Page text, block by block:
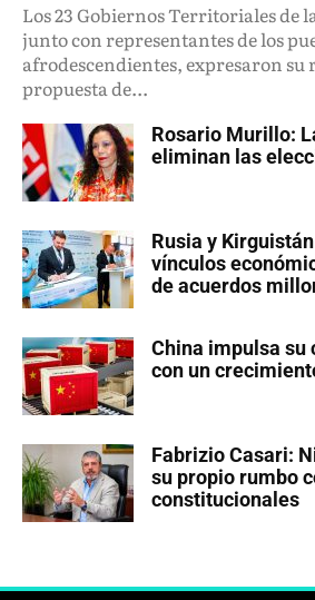
Los 23 Gobiernos Territoriales de
junto con representantes de los
afrodescendientes, expresaron su
propuesta de...
Rosario Murillo:
eliminan las
Rusia y
vínculos
de acuerdos
China impulsa
con un
Fabrizio Casari:
su propio rumbo
constitucionales